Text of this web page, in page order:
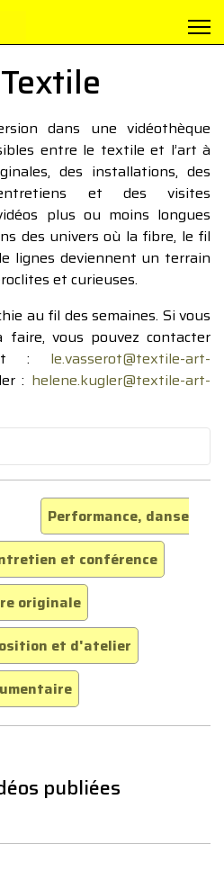
dans une vidéothèque
entre le textile et l’art à
des installations, des
et des visites
plus ou moins longues
des univers où la fibre, le fil
lignes deviennent un terrain
et curieuses.
au fil des semaines. Si vous
faire, vous pouvez contacter
: le.vasserot@textile-art-
: helene.kugler@textile-art-
Performance, danse
et conférence
originale
et d'atelier
publiées